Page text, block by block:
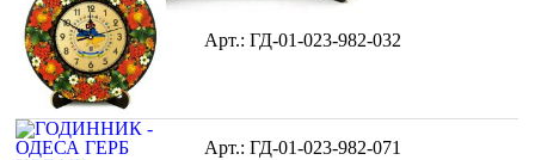
ГД-01-023-982-032
ГД-01-023-982-071